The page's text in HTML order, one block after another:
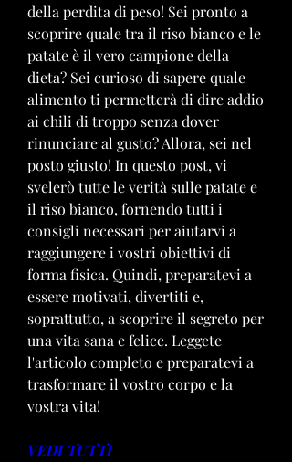
della perdita di peso! Sei pronto a
scoprire quale tra il riso bianco e le
patate è il vero campione della
dieta? Sei curioso di sapere quale
alimento ti permetterà di dire addio
ai chili di troppo senza dover
rinunciare al gusto? Allora, sei nel
posto giusto! In questo post, vi
svelerò tutte le verità sulle patate e
il riso bianco, fornendo tutti i
consigli necessari per aiutarvi a
raggiungere i vostri obiettivi di
forma fisica. Quindi, preparatevi a
essere motivati, divertiti e,
soprattutto, a scoprire il segreto per
una vita sana e felice. Leggete
l'articolo completo e preparatevi a
trasformare il vostro corpo e la
vostra vita!
VEDI TUTTI